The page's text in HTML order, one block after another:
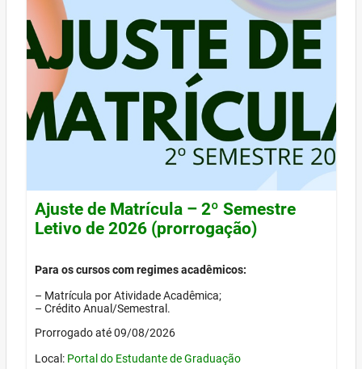
Ajuste de Matrícula – 2º Semestre
Letivo de 2026 (prorrogação)
Para os cursos com regimes acadêmicos:
– Matrícula por Atividade Acadêmica;
– Crédito Anual/Semestral.
Prorrogado até 09/08/2026
Local: Portal do Estudante de Graduação